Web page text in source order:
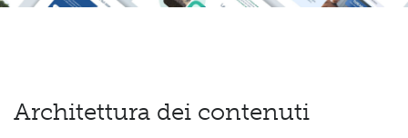
Architettura dei contenuti